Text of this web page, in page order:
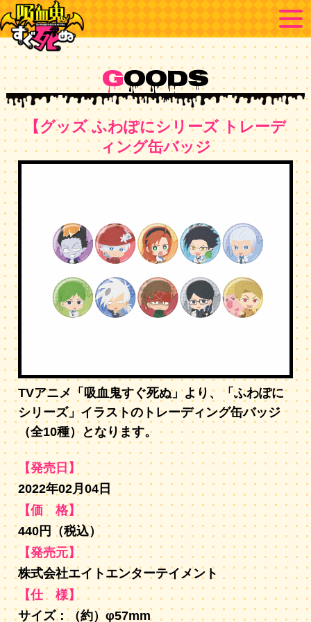
GOODS
【グッズ ふわぽにシリーズ トレーデ
ィング缶バッジ
TVアニメ「吸血鬼すぐ死ぬ」より、「ふわぽに
シリーズ」イラストのトレーディング缶バッジ
（全10種）となります。
【発売日】
2022年02月04日
【価 格】
440円（税込）
【発売元】
株式会社エイトエンターテイメント
【仕 様】
サイズ：（約）φ57mm